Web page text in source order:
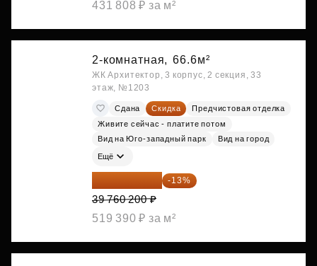
431 808 ₽ за м²
2-комнатная, 66.6м²
ЖК Архитектор, 3 корпус, 2 секция, 33
этаж, №1203
Сдана Скидка
Предчистовая отделка
Живите сейчас - платите потом
Вид на Юго-западный парк
Вид на город
Ещё
34 591 374 ₽ -13%
39 760 200 ₽
519 390 ₽ за м²